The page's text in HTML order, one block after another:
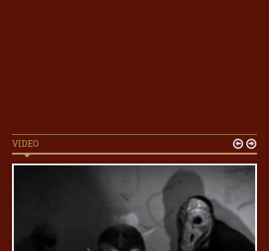
VIDEO  